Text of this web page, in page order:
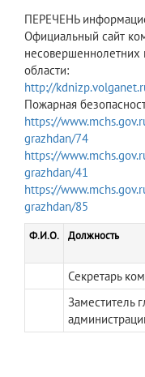
ПЕРЕЧЕНЬ
Официальный сайт
несовершеннолетних
области:
http://
Пожарная
https://
grazhdan/74
https://
grazhdan/41
https://
grazhdan/85
Ф.И.О. Должность
Секретарь
Заместитель